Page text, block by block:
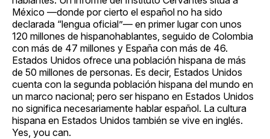
México —donde por cierto el español no ha sido
declarada “lengua oficial”— en primer lugar con unos
120 millones de hispanohablantes, seguido de Colombia
con más de 47 millones y España con más de 46.
Estados Unidos ofrece una población hispana de más
de 50 millones de personas. Es decir, Estados Unidos
cuenta con la segunda población hispana del mundo en
un marco nacional; pero ser hispano en Estados Unidos
no significa necesariamente hablar español. La cultura
hispana en Estados Unidos también se vive en inglés.
Yes, you can.